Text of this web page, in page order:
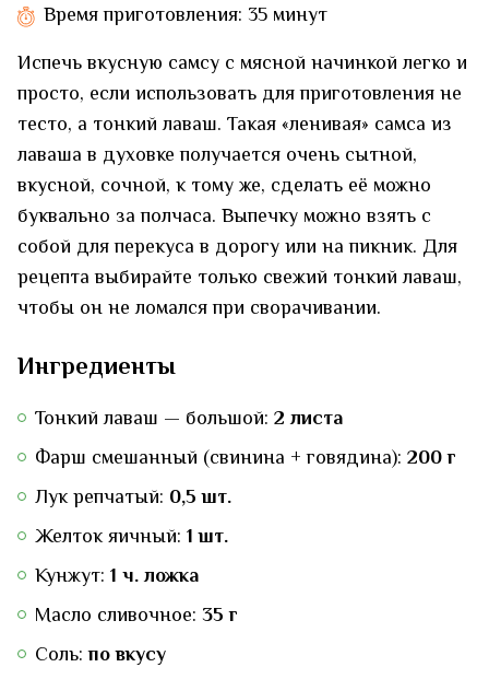
Время приготовления: 35 минут
Испечь вкусную самсу с мясной начинкой легко и
просто, если использовать для приготовления не
тесто, а тонкий лаваш. Такая «ленивая» самса из
лаваша в духовке получается очень сытной,
вкусной, сочной, к тому же, сделать её можно
буквально за полчаса. Выпечку можно взять с
собой для перекуса в дорогу или на пикник. Для
рецепта выбирайте только свежий тонкий лаваш,
чтобы он не ломался при сворачивании.
Ингредиенты
Тонкий лаваш — большой: 2 листа
Фарш смешанный (свинина + говядина): 200 г
Лук репчатый: 0,5 шт.
Желток яичный: 1 шт.
Кунжут: 1 ч. ложка
Масло сливочное: 35 г
Соль:по вкусу